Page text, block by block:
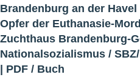
Brandenburg an der Havel
Opfer der Euthanasie-
Zuchthaus Brandenburg-
Nationalsozialismus /
| PDF / Buch